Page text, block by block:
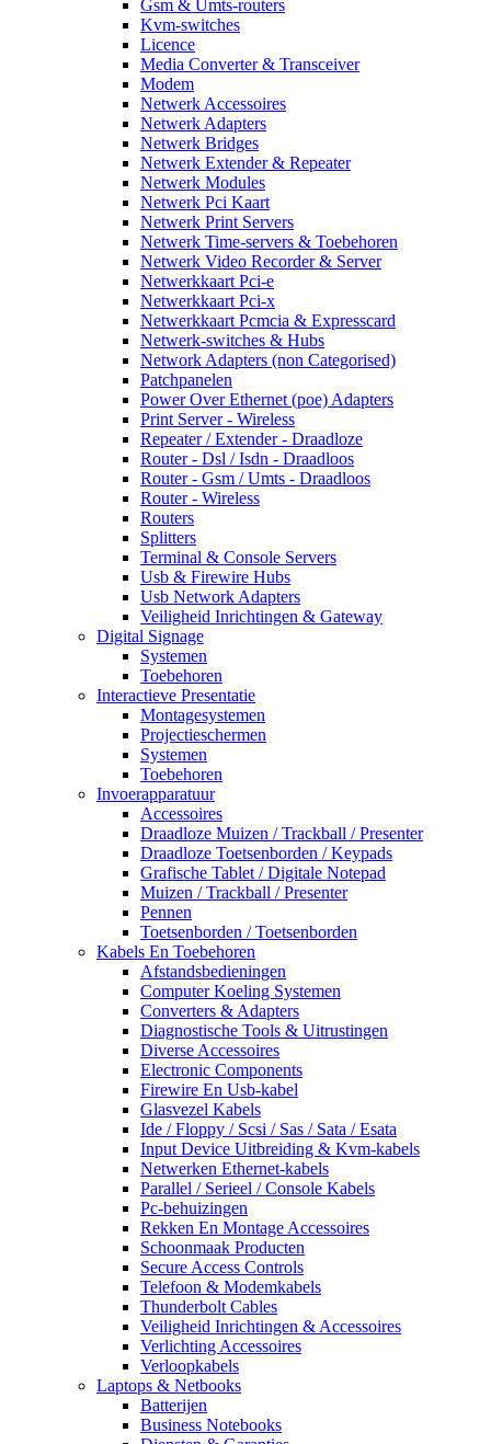
Gsm & Umts-routers
Kvm-switches
Licence
Media Converter & Transceiver
Modem
Netwerk Accessoires
Netwerk Adapters
Netwerk Bridges
Netwerk Extender & Repeater
Netwerk Modules
Netwerk Pci Kaart
Netwerk Print Servers
Netwerk Time-servers & Toebehoren
Netwerk Video Recorder & Server
Netwerkkaart Pci-e
Netwerkkaart Pci-x
Netwerkkaart Pcmcia & Expresscard
Netwerk-switches & Hubs
Network Adapters (non Categorised)
Patchpanelen
Power Over Ethernet (poe) Adapters
Print Server - Wireless
Repeater / Extender - Draadloze
Router - Dsl / Isdn - Draadloos
Router - Gsm / Umts - Draadloos
Router - Wireless
Routers
Splitters
Terminal & Console Servers
Usb & Firewire Hubs
Usb Network Adapters
Veiligheid Inrichtingen & Gateway
Digital Signage
Systemen
Toebehoren
Interactieve Presentatie
Montagesystemen
Projectieschermen
Systemen
Toebehoren
Invoerapparatuur
Accessoires
Draadloze Muizen / Trackball / Presenter
Draadloze Toetsenborden / Keypads
Grafische Tablet / Digitale Notepad
Muizen / Trackball / Presenter
Pennen
Toetsenborden / Toetsenborden
Kabels En Toebehoren
Afstandsbedieningen
Computer Koeling Systemen
Converters & Adapters
Diagnostische Tools & Uitrustingen
Diverse Accessoires
Electronic Components
Firewire En Usb-kabel
Glasvezel Kabels
Ide / Floppy / Scsi / Sas / Sata / Esata
Input Device Uitbreiding & Kvm-kabels
Netwerken Ethernet-kabels
Parallel / Serieel / Console Kabels
Pc-behuizingen
Rekken En Montage Accessoires
Schoonmaak Producten
Secure Access Controls
Telefoon & Modemkabels
Thunderbolt Cables
Veiligheid Inrichtingen & Accessoires
Verlichting Accessoires
Verloopkabels
Laptops & Netbooks
Batterijen
Business Notebooks